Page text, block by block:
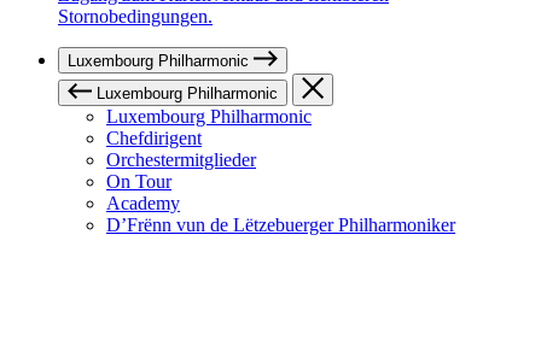
Stornobedingungen.
Luxembourg Philharmonic
Luxembourg Philharmonic
Luxembourg Philharmonic
Chefdirigent
Orchestermitglieder
On Tour
Academy
D’Frënn vun de Lëtzebuerger Philharmoniker